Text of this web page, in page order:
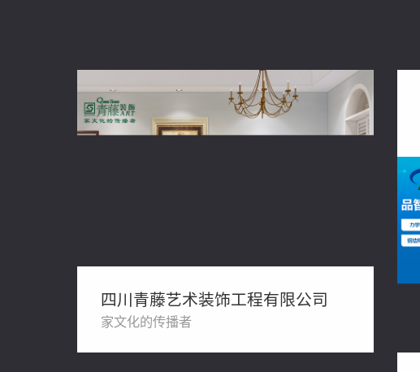
四川青藤艺术装饰工程有限公司
家文化的传播者